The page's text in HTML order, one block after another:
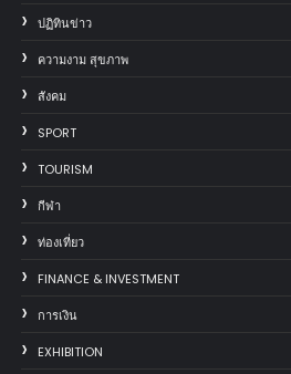
ปฏิทินข่าว
ความงาม สุขภาพ
สังคม
SPORT
TOURISM
กีฬา
ท่องเที่ยว
FINANCE & INVESTMENT
การเงิน
EXHIBITION